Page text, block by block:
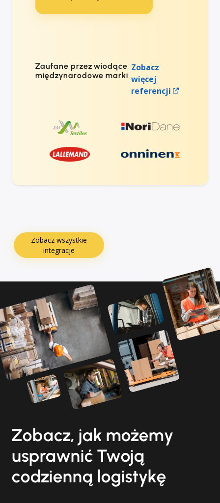
Zaufane przez wiodące
międzynarodowe marki
Zobacz
więcej
referencji
Zobacz wszystkie
integracje
Zobacz, jak możemy
usprawnić Twoją
codzienną logistykę